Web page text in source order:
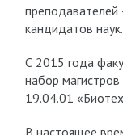
кандидатов наук.
С 2015 года
набор
19.04.01
В настоящее